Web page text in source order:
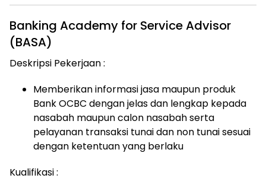
Banking Academy for Service Advisor
(BASA)
Deskripsi Pekerjaan :
Memberikan informasi jasa maupun produk
Bank OCBC dengan jelas dan lengkap kepada
nasabah maupun calon nasabah serta
pelayanan transaksi tunai dan non tunai sesuai
dengan ketentuan yang berlaku
Kualifikasi :